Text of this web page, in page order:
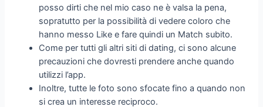
posso dirti che nel mio caso ne è valsa la pena,
sopratutto per la possibilità di vedere coloro che
hanno messo Like e fare quindi un Match subito.
Come per tutti gli altri siti di dating, ci sono alcune
precauzioni che dovresti prendere anche quando
utilizzi l’app.
Inoltre, tutte le foto sono sfocate fino a quando non
si crea un interesse reciproco.